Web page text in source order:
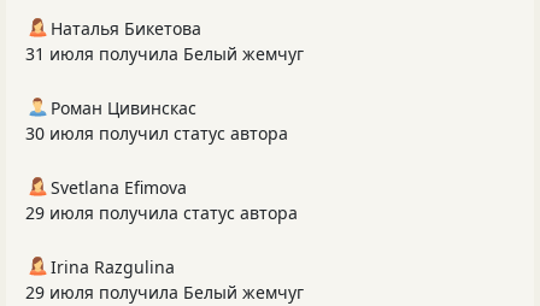
Наталья Бикетова
31 июля получила Белый жемчуг
Роман Цивинскас
30 июля получил статус автора
Svetlana Efimova
29 июля получила статус автора
Irina Razgulina
29 июля получила Белый жемчуг